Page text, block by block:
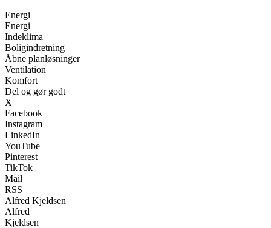
Energi
Energi
Indeklima
Boligindretning
Åbne planløsninger
Ventilation
Komfort
Del og gør godt
X
Facebook
Instagram
LinkedIn
YouTube
Pinterest
TikTok
Mail
RSS
Alfred Kjeldsen
Alfred
Kjeldsen